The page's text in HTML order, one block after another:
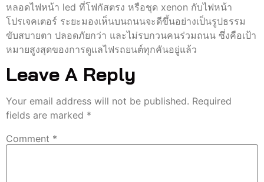
หลอดไฟหน้า led ที่โฟกัสตรง หรือชุด xenon กับไฟหน้า
โปรเจคเตอร์ ระยะมองเห็นบนถนนจะดีขึ้นอย่างเป็นรูปธรรม
ขับสบายตา ปลอดภัยกว่า และไม่รบกวนคนร่วมถนน ซึ่งคือเป้า
หมายสูงสุดของการดูแลไฟรถยนต์ทุกคันอยู่แล้ว
Leave A Reply
Your email address will not be published. Required
fields are marked *
Comment *